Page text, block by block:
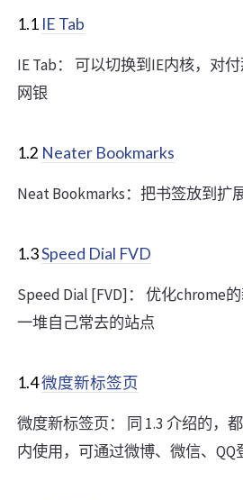
1.1 IE Tab
IE Tab： 可以切换到IE内核，对
网银
1.2 Neater Bookmarks
Neat Bookmarks：把书签放到扩
1.3Speed Dial FVD
Speed Dial [FVD]： 优化chrome
一堆自己常去的站点
1.4微度新标签页
微度新标签页： 同 1.3 介绍的，
内使用，可通过微博、微信、QQ